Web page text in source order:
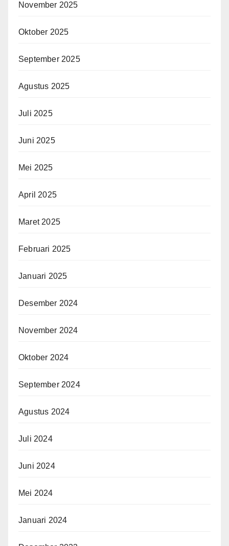
November 2025
Oktober 2025
September 2025
Agustus 2025
Juli 2025
Juni 2025
Mei 2025
April 2025
Maret 2025
Februari 2025
Januari 2025
Desember 2024
November 2024
Oktober 2024
September 2024
Agustus 2024
Juli 2024
Juni 2024
Mei 2024
Januari 2024